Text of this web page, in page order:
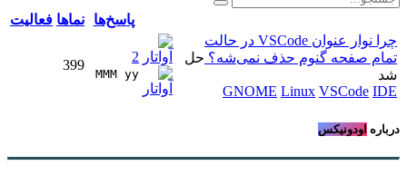
پاسخ‌ها نماها فعالیت
چرا نوار عنوان VSCode در حالت
تمام صفحه گنوم حذف نمی‌شه؟ حل
شد
GNOME Linux VSCode IDE
2
MMM yy
399
درباره اودونیکس